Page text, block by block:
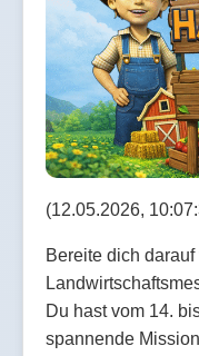
(12.05.2026,
Bereite dich
Du hast vom 14.
spannende